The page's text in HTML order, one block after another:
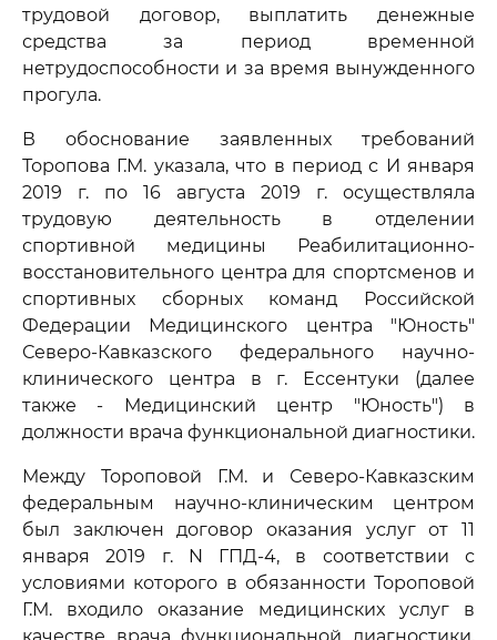
трудовой договор, выплатить денежные
средства за период временной
нетрудоспособности и за время вынужденного
прогула.
В обоснование заявленных требований
Торопова Г.М. указала, что в период с И января
2019 г. по 16 августа 2019 г. осуществляла
трудовую деятельность в отделении
спортивной медицины Реабилитационно-
восстановительного центра для спортсменов и
спортивных сборных команд Российской
Федерации Медицинского центра "Юность"
Северо-Кавказского федерального научно-
клинического центра в г. Ессентуки (далее
также - Медицинский центр "Юность") в
должности врача функциональной диагностики.
Между Тороповой Г.М. и Северо-Кавказским
федеральным научно-клиническим центром
был заключен договор оказания услуг от 11
января 2019 г. N ГПД-4, в соответствии с
условиями которого в обязанности Тороповой
Г.М. входило оказание медицинских услуг в